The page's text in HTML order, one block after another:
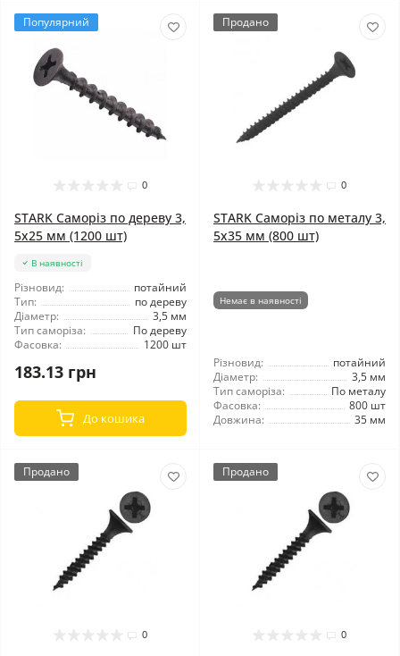
Популярний
0
STARK Саморіз по дереву 3,
5x25 мм (1200 шт)
В наявності
Різновид:
потайний
Тип:
по дереву
Діаметр:
3,5 мм
Тип саморіза:
По дереву
Фасовка:
1200 шт
183.13 грн
До кошика
Продано
0
STARK Саморіз по металу 3,
5x35 мм (800 шт)
Немає в наявності
Різновид:
потайний
Діаметр:
3,5 мм
Тип саморіза:
По металу
Фасовка:
800 шт
Довжина:
35 мм
Продано
0
Продано
0